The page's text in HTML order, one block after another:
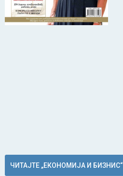
ЧИТАЈТЕ „ЕКОНОМИЈА И БИЗНИС“